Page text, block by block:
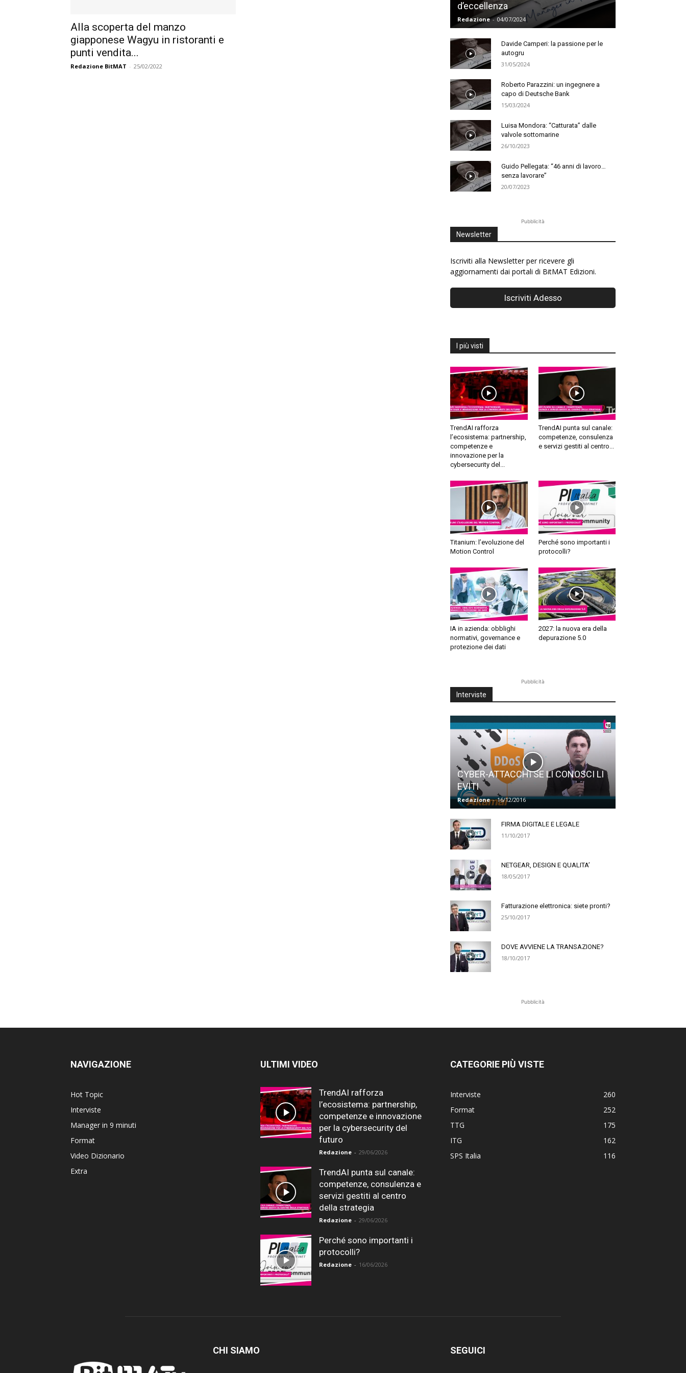
Alla scoperta del manzo
giapponese Wagyu in ristoranti e
punti vendita...
Redazione BitMAT - 25/02/2022
d’eccellenza
Redazione - 04/07/2024
Davide Camperi: la passione per le
autogru
31/05/2024
Roberto Parazzini: un ingegnere a
capo di Deutsche Bank
15/03/2024
Luisa Mondora: “Catturata” dalle
valvole sottomarine
26/10/2023
Guido Pellegata: “46 anni di lavoro…
senza lavorare”
20/07/2023
Pubblicità
Newsletter
Iscriviti alla Newsletter per ricevere gli
aggiornamenti dai portali di BitMAT Edizioni.
I più visti
TrendAI rafforza
l’ecosistema: partnership,
competenze e
innovazione per la
cybersecurity del...
TrendAI punta sul canale:
competenze, consulenza
e servizi gestiti al centro...
Titanium: l’evoluzione del
Motion Control
Perché sono importanti i
protocolli?
IA in azienda: obblighi
normativi, governance e
protezione dei dati
2027: la nuova era della
depurazione 5.0
Pubblicità
Interviste
CYBER-ATTACCHI SE LI CONOSCI LI
EVITI
Redazione - 16/12/2016
FIRMA DIGITALE E LEGALE
11/10/2017
NETGEAR, DESIGN E QUALITA’
18/05/2017
Fatturazione elettronica: siete pronti?
25/10/2017
DOVE AVVIENE LA TRANSAZIONE?
18/10/2017
Pubblicità
NAVIGAZIONE
Hot Topic
Interviste
Manager in 9 minuti
Format
Video Dizionario
Extra
ULTIMI VIDEO
TrendAI rafforza
l’ecosistema: partnership,
competenze e innovazione
per la cybersecurity del
futuro
Redazione - 29/06/2026
TrendAI punta sul canale:
competenze, consulenza e
servizi gestiti al centro
della strategia
Redazione - 29/06/2026
Perché sono importanti i
protocolli?
Redazione - 16/06/2026
CATEGORIE PIÙ VISTE
Interviste
260
Format
252
TTG
175
ITG
162
SPS Italia
116
CHI SIAMO SEGUICI